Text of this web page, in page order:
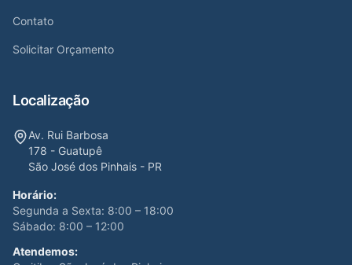
Contato
Solicitar Orçamento
Localização
Av. Rui Barbosa
178 - Guatupê
São José dos Pinhais - PR
Horário:
Segunda a Sexta: 8:00 – 18:00
Sábado: 8:00 – 12:00
Atendemos: